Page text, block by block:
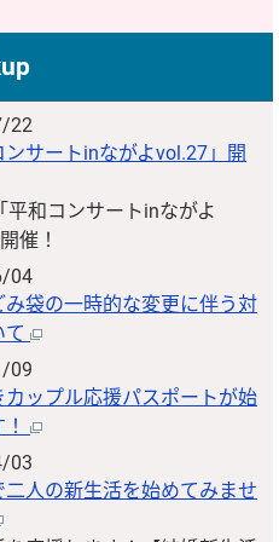
22
ンサートinながよvol.27」開
平和コンサートinながよ
催！
04
み袋の一時的な変更に伴う対
て
09
カップル応援パスポートが始
03
二人の新生活を始めてみませ